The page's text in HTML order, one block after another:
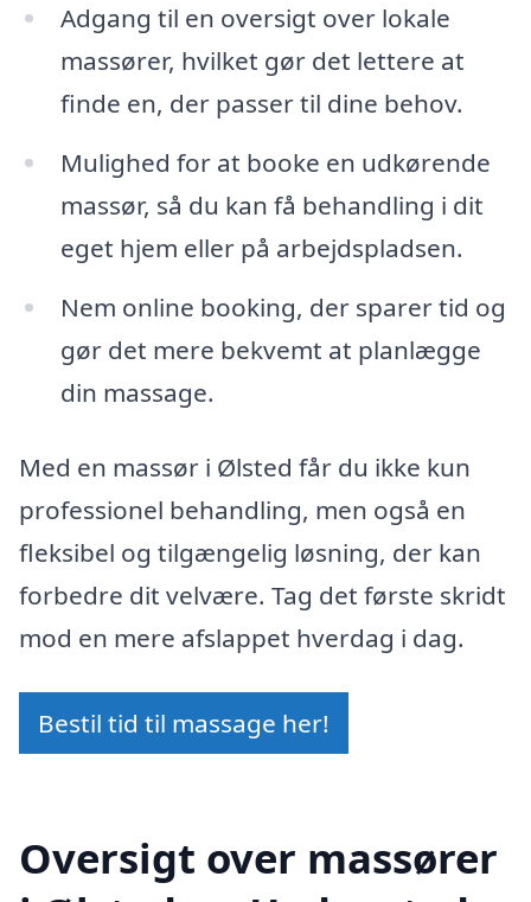
Adgang til en oversigt over lokale
massører, hvilket gør det lettere at
finde en, der passer til dine behov.
Mulighed for at booke en udkørende
massør, så du kan få behandling i dit
eget hjem eller på arbejdspladsen.
Nem online booking, der sparer tid og
gør det mere bekvemt at planlægge
din massage.
Med en massør i Ølsted får du ikke kun
professionel behandling, men også en
fleksibel og tilgængelig løsning, der kan
forbedre dit velvære. Tag det første skridt
mod en mere afslappet hverdag i dag.
Bestil tid til massage her!
Oversigt over massører